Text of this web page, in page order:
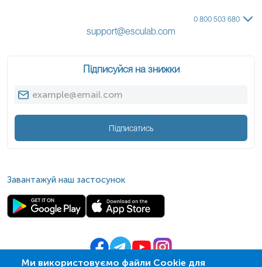
Ми використовуємо файли Cookie для
0 800 503 680
support@esculab.com
Підписуйся на знижки
Підписатись
Завантажуй наш застосунок